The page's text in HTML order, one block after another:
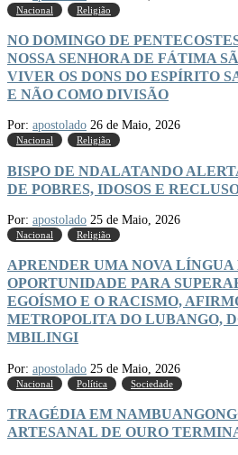
Nacional Religião
NO DOMINGO DE
NOSSA SENHORA DE FÁTIMA
VIVER OS DONS DO ESPÍRITO
E NÃO COMO DIVISÃO
Por: apostolado 26 de Maio, 2026
Nacional Religião
BISPO DE NDALATANDO
DE POBRES, IDOSOS E
Por: apostolado 25 de Maio, 2026
Nacional Religião
APRENDER UMA NOVA
OPORTUNIDADE PARA
EGOÍSMO E O RACISMO,
METROPOLITA DO LUBANGO,
MBILINGI
Por: apostolado 25 de Maio, 2026
Nacional Política Sociedade
TRAGÉDIA EM
ARTESANAL DE OURO